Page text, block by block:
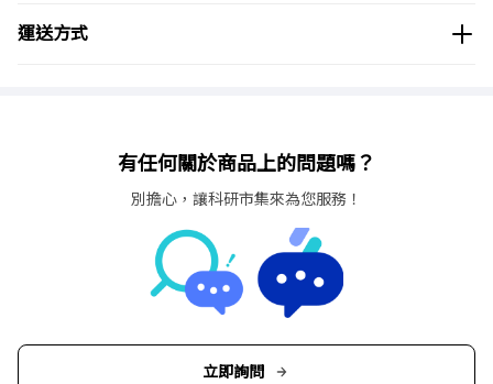
運送方式
有任何關於商品上的問題嗎？
別擔心，讓科研市集來為您服務！
立即詢問